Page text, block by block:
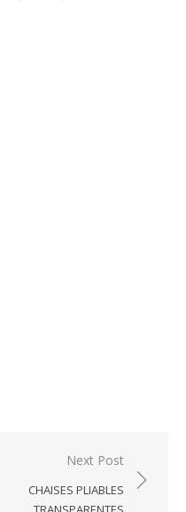
Next Post
CHAISES PLIABLES